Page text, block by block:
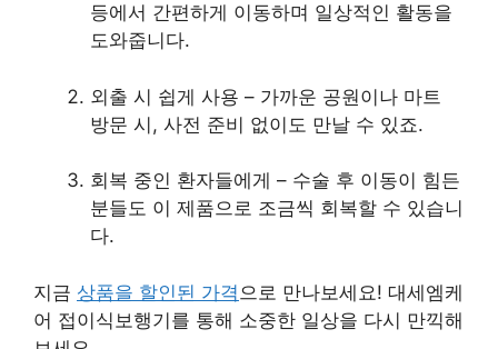
등에서 간편하게 이동하며 일상적인 활동을
도와줍니다.
외출 시 쉽게 사용 – 가까운 공원이나 마트
방문 시, 사전 준비 없이도 만날 수 있죠.
회복 중인 환자들에게 – 수술 후 이동이 힘든
분들도 이 제품으로 조금씩 회복할 수 있습니
다.
지금 상품을 할인된 가격 으로 만나보세요! 대세엠케
어 접이식보행기를 통해 소중한 일상을 다시 만끽해